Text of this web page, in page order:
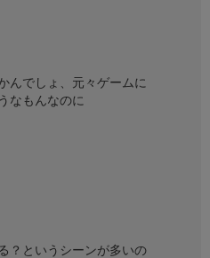
んでしょ、元々ゲームに
なもんなのに
？というシーンが多いの